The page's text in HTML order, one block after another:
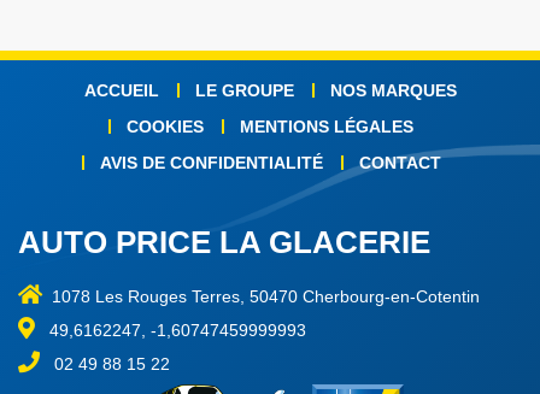
ACCUEIL LE GROUPE
NOS MARQUES
COOKIES
MENTIONS LÉGALES
AVIS DE CONFIDENTIALITÉ
CONTACT
AUTO PRICE LA GLACERIE
1078 Les Rouges Terres, 50470 Cherbourg-en-Cotentin
49,6162247, -1,60747459999993
02 49 88 15 22